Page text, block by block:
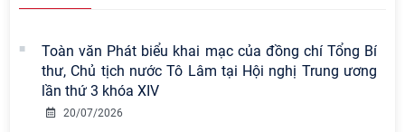
Toàn văn Phát biểu khai mạc của đồng chí Tổng Bí
thư, Chủ tịch nước Tô Lâm tại Hội nghị Trung ương
lần thứ 3 khóa XIV
20/07/2026